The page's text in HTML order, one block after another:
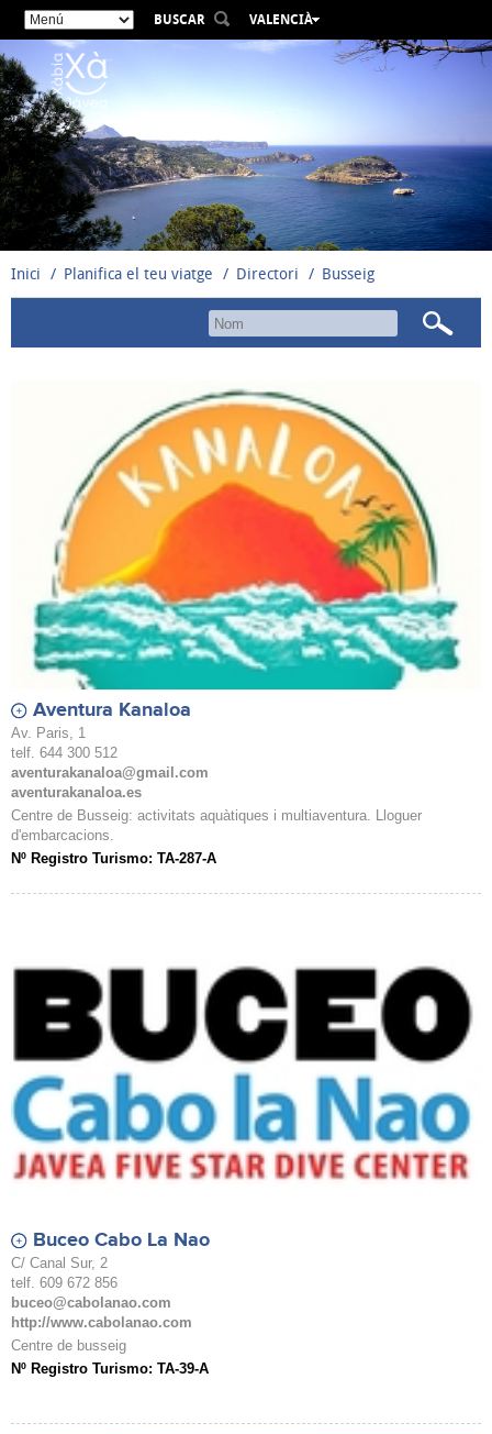
BUSCAR
VALENCIÀ
ESPAÑOL
DEUTSCH
РУССКИЙ
Inici Planifica el teu viatge Directori Busseig
Aventura Kanaloa
Av. Paris, 1
telf. 644 300 512
aventurakanaloa@gmail.com
aventurakanaloa.es
Centre de Busseig: activitats aquàtiques i multiaventura. Lloguer
d'embarcacions.
Nº Registro Turismo: TA-287-A
Buceo Cabo La Nao
C/ Canal Sur, 2
telf. 609 672 856
buceo@cabolanao.com
http://www.cabolanao.com
Centre de busseig
Nº Registro Turismo: TA-39-A